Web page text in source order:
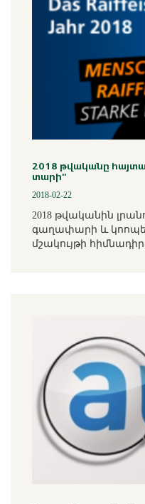
2018 թվականը
տարի"
2018-02-22
2018 թվականին
գաղափարի և
մշակույթի